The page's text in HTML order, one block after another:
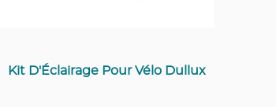
Kit D'Éclairage Pour Vélo Dullux